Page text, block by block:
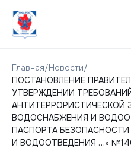
Главная/Новости/
ПОСТАНОВЛЕНИЕ
УТВЕРЖДЕНИИ
ВОДОСНАБЖЕНИЯ И
ПАСПОРТА
И ВОДООТВЕДЕНИЯ …»